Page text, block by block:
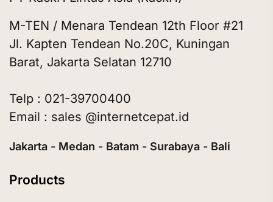
M-TEN / Menara Tendean 12th Floor #21
Jl. Kapten Tendean No.20C, Kuningan
Barat, Jakarta Selatan 12710
Telp : 021-39700400
Email : sales @internetcepat.id
Jakarta - Medan - Batam - Surabaya - Bali
Products